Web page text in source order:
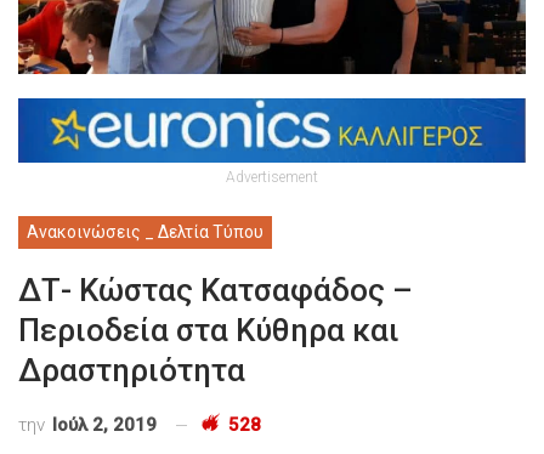
Advertisement
Ανακοινώσεις _ Δελτία Τύπου
ΔΤ- Κώστας Κατσαφάδος –
Περιοδεία στα Κύθηρα και
Δραστηριότητα
την Ιούλ 2, 2019 528